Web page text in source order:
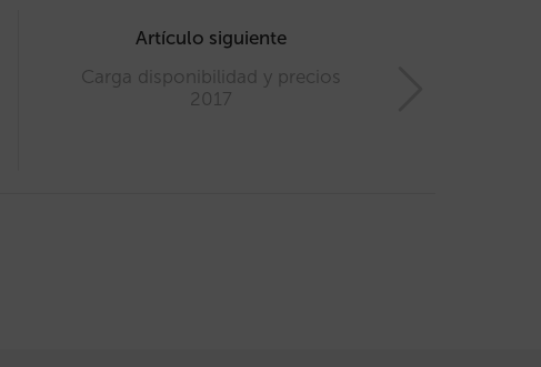
Artículo siguiente
Carga disponibilidad y precios
2017